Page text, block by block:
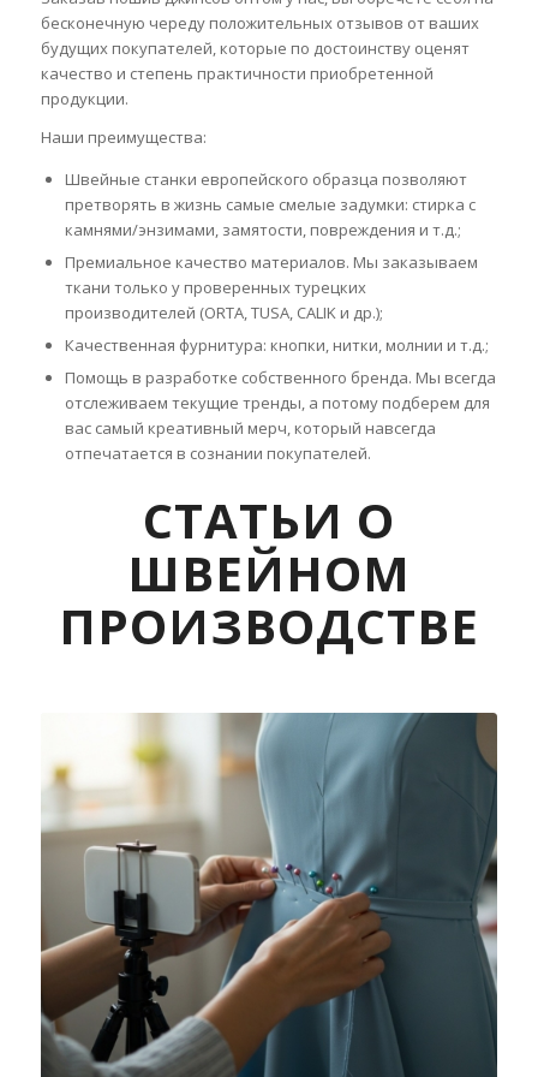
бесконечную череду положительных отзывов от ваших
будущих покупателей, которые по достоинству оценят
качество и степень практичности приобретенной
продукции.
Наши преимущества:
Швейные станки европейского образца позволяют
претворять в жизнь самые смелые задумки: стирка с
камнями/энзимами, замятости, повреждения и т.д.;
Премиальное качество материалов. Мы заказываем
ткани только у проверенных турецких
производителей (ORTА, TUSA, CALIK и др.);
Качественная фурнитура: кнопки, нитки, молнии и т.д.;
Помощь в разработке собственного бренда. Мы всегда
отслеживаем текущие тренды, а потому подберем для
вас самый креативный мерч, который навсегда
отпечатается в сознании покупателей.
СТАТЬИ О
ШВЕЙНОМ
ПРОИЗВОДСТВЕ